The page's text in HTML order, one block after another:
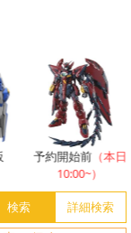
予約開始前（本日
10:00~）